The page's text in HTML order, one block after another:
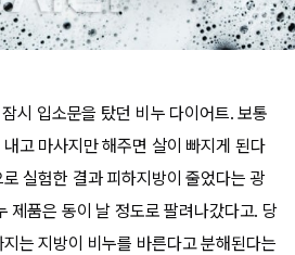
시 입소문을 탔던 비누 다이어트. 보통
고 마사지만 해주면 살이 빠지게 된다
실험한 결과 피하지방이 줄었다는 광
제품은 동이 날 정도로 팔려나갔다고. 당
는 지방이 비누를 바른다고 분해된다는